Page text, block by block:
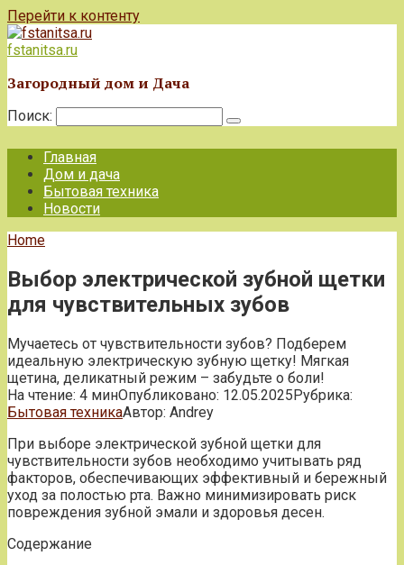
Перейти к контенту
fstanitsa.ru
Загородный дом и Дача
Поиск:
Главная
Дом и дача
Бытовая техника
Новости
Home
Выбор электрической зубной щетки
для чувствительных зубов
Мучаетесь от чувствительности зубов? Подберем
идеальную электрическую зубную щетку! Мягкая
щетина, деликатный режим – забудьте о боли!
На чтение: 4 минОпубликовано: 12.05.2025Рубрика:
Бытовая техникаАвтор: Andrey
При выборе электрической зубной щетки для
чувствительности зубов необходимо учитывать ряд
факторов, обеспечивающих эффективный и бережный
уход за полостью рта. Важно минимизировать риск
повреждения зубной эмали и здоровья десен.
Содержание